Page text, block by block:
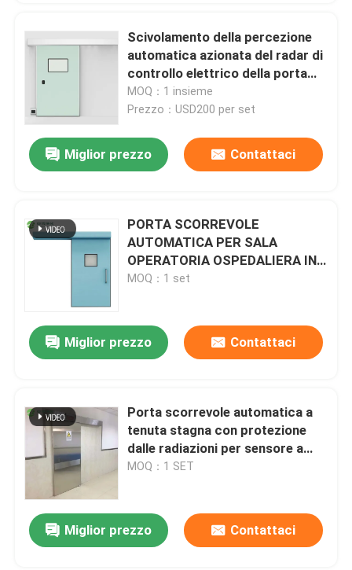
Scivolamento della percezione
automatica azionata del radar di
controllo elettrico della porta
dell'ospedale
MOQ：1 insieme
Prezzo：USD200 per set
Miglior prezzo Contattaci
PORTA SCORREVOLE
AUTOMATICA PER SALA
OPERATORIA OSPEDALIERA IN
ACCIAIO INOSSIDABILE AMBER
MOQ：1 set
Miglior prezzo Contattaci
Porta scorrevole automatica a
tenuta stagna con protezione
dalle radiazioni per sensore a
infrarossi personalizzato
MOQ：1 SET
Miglior prezzo Contattaci